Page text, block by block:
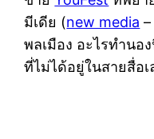
มีเดีย (new media
พลเมือง อะไรทำนอ
ที่ไม่ได้อยู่ในสายสื่อเ